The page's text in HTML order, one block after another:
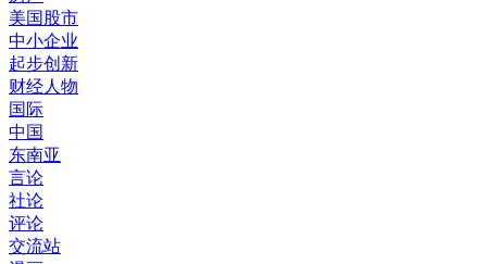
美国股市
中小企业
起步创新
财经人物
国际
中国
东南亚
言论
社论
评论
交流站